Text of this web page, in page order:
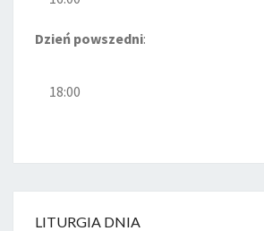
Dzień powszedni:
18:00
LITURGIA DNIA